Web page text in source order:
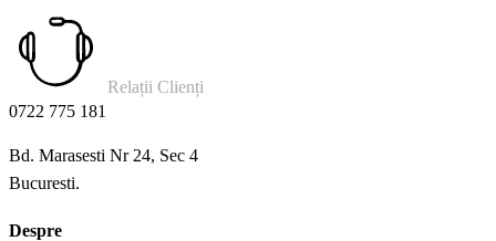
Relații Clienți
0722 775 181
Bd. Marasesti Nr 24, Sec 4
Bucuresti.
Despre